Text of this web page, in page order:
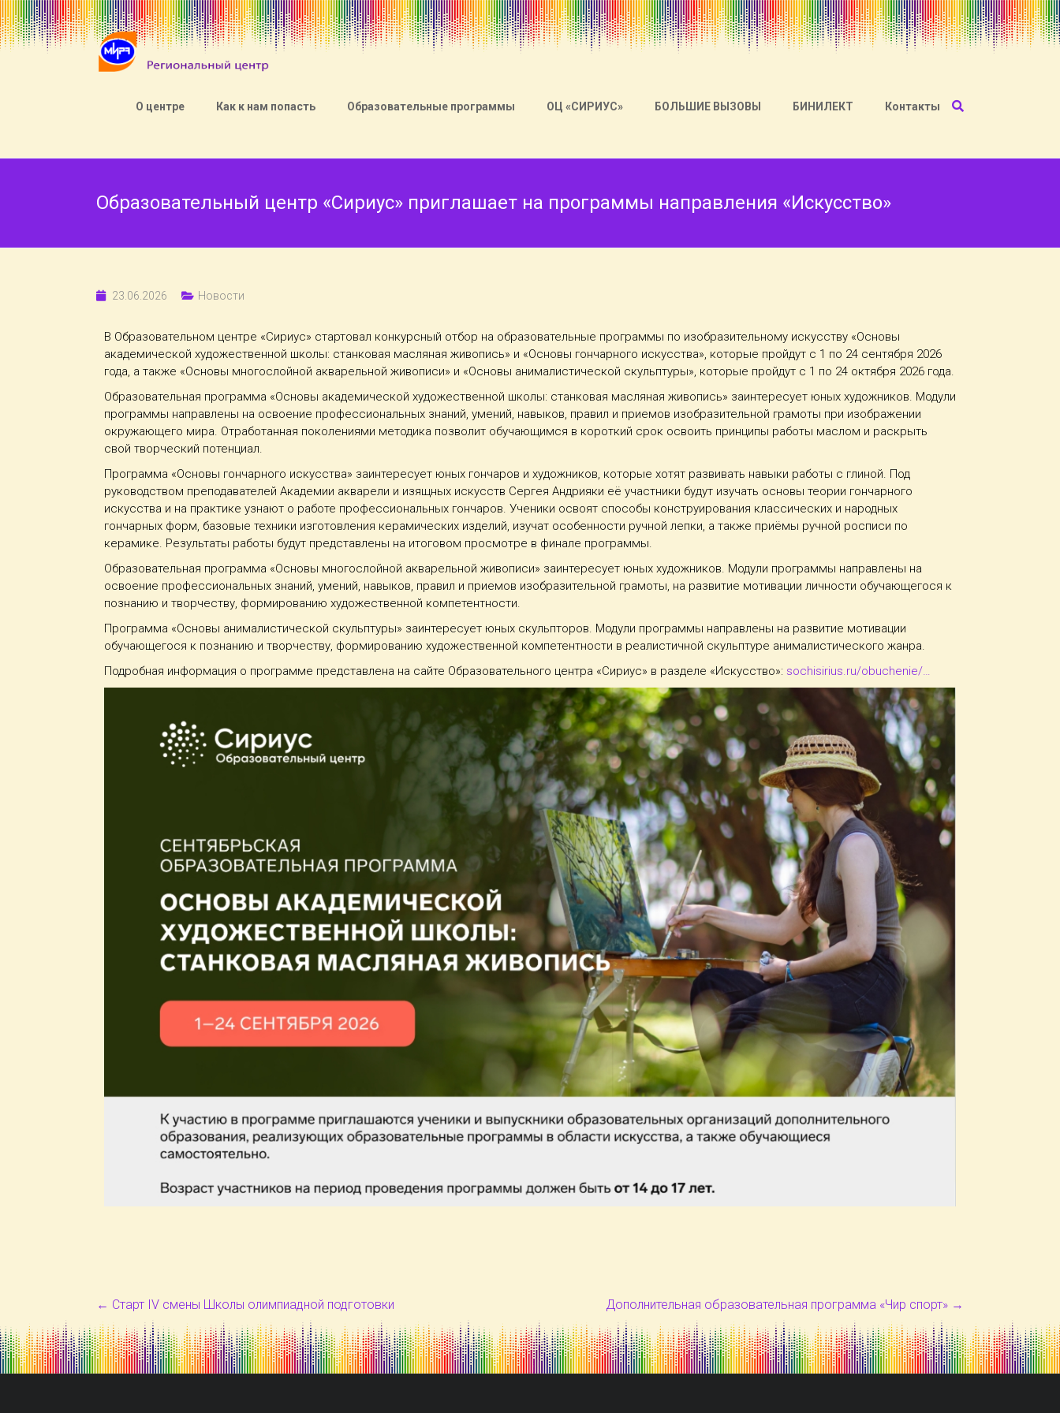
О центре Как к нам попасть Образовательные программы ОЦ «СИРИУС» БОЛЬШИЕ ВЫЗОВЫ БИНИЛЕКТ Контакты
Образовательный центр «Сириус» приглашает на программы направления «Искусство»
23.06.2026 Новости
В Образовательном центре «Сириус» стартовал конкурсный отбор на образовательные программы по изобразительному искусству «Основы
академической художественной школы: станковая масляная живопись» и «Основы гончарного искусства», которые пройдут с 1 по 24 сентября 2026
года, а также «Основы многослойной акварельной живописи» и «Основы анималистической скульптуры», которые пройдут с 1 по 24 октября 2026 года.
Образовательная программа «Основы академической художественной школы: станковая масляная живопись» заинтересует юных художников. Модули
программы направлены на освоение профессиональных знаний, умений, навыков, правил и приемов изобразительной грамоты при изображении
окружающего мира. Отработанная поколениями методика позволит обучающимся в короткий срок освоить принципы работы маслом и раскрыть
свой творческий потенциал.
Программа «Основы гончарного искусства» заинтересует юных гончаров и художников, которые хотят развивать навыки работы с глиной. Под
руководством преподавателей Академии акварели и изящных искусств Сергея Андрияки её участники будут изучать основы теории гончарного
искусства и на практике узнают о работе профессиональных гончаров. Ученики освоят способы конструирования классических и народных
гончарных форм, базовые техники изготовления керамических изделий, изучат особенности ручной лепки, а также приёмы ручной росписи по
керамике. Результаты работы будут представлены на итоговом просмотре в финале программы.
Образовательная программа «Основы многослойной акварельной живописи» заинтересует юных художников. Модули программы направлены на
освоение профессиональных знаний, умений, навыков, правил и приемов изобразительной грамоты, на развитие мотивации личности обучающегося к
познанию и творчеству, формированию художественной компетентности.
Программа «Основы анималистической скульптуры» заинтересует юных скульпторов. Модули программы направлены на развитие мотивации
обучающегося к познанию и творчеству, формированию художественной компетентности в реалистичной скульптуре анималистического жанра.
Подробная информация о программе представлена на сайте Образовательного центра «Сириус» в разделе «Искусство»: sochisirius.ru/obuchenie/…
← Старт IV смены Школы олимпиадной подготовки Дополнительная образовательная программа «Чир спорт» →